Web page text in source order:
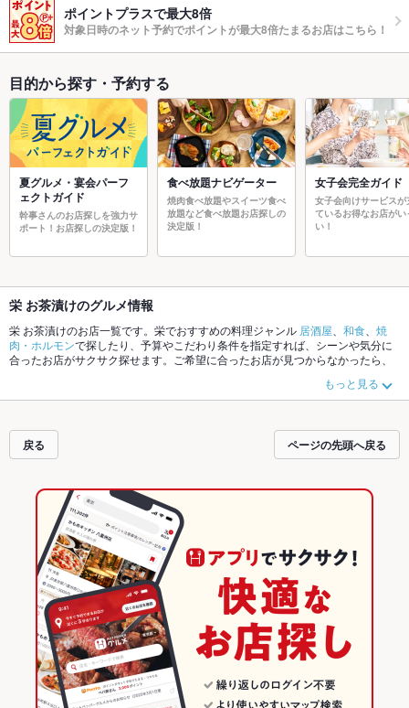
ポイントプラスで最大8倍
対象日時のネット予約でポイントが最大8倍たまるお店はこちら！
目的から探す・予約する
夏グルメ・宴会パーフ
ェクトガイド
幹事さんのお店探しを強力サ
ポート！お店探しの決定版！
食べ放題ナビゲーター
焼肉食べ放題やスイーツ食べ
放題など食べ放題お店探しの
決定版！
女子会完全ガイド
女子会向けサービスが
ているお得なお店がい
い！
栄 お茶漬けのグルメ情報
栄 お茶漬けのお店一覧です。栄でおすすめの料理ジャンル 居酒屋 和食
焼
肉・ホルモンで探したり、予算やこだわり条件を指定すれば、シーンや気分に
合ったお店がサクサク探せます。ご希望に合ったお店が見つからなかったら、
からあげ、手羽
先、串かつや季節のおすすめ料理など、お店の最新情報をご紹介しているので
うしの飲み会にも、会社の宴会にも、デートやパーティーにもお得に便利にホ
ットペッパーグルメをご利用ください。
もっと見る
戻る ページの先頭へ戻る